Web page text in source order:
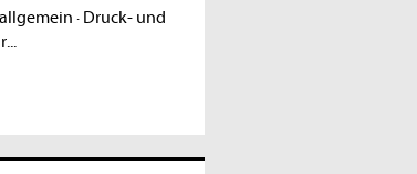
· Druck- und